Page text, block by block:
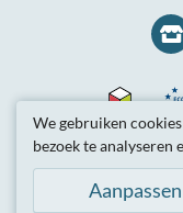
Thuiswinkel
Waarborg
We gebruiken
bezoek te analyseren
Aanpassen